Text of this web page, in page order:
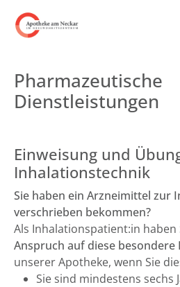
Pharmazeutische
Dienstleistungen
Einweisung und
Inhalationstechnik
Sie haben ein Arzneimittel zur
verschrieben bekommen?
Als Inhalationspatient:in haben
Anspruch auf diese besondere
unserer Apotheke, wenn Sie
Sie sind mindestens sechs